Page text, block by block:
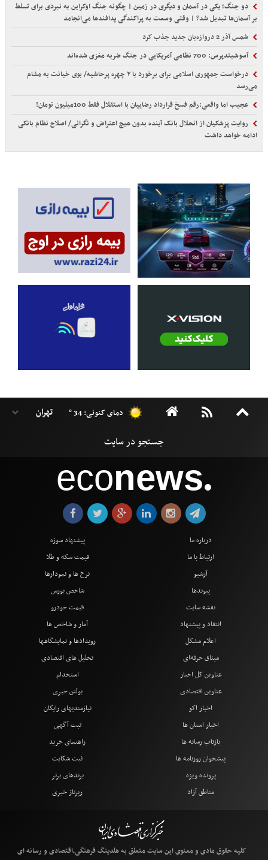
دو جنگ؛ یکی در آسمان و دیگری در زمین | چگونه جنگ اوکراین به نبردی برای تسلط
بر آسمان‌ها تبدیل شد؟ | وقتی وسعت به پراکندگی پدافندها می‌انجامد
شمس آذر 2 دروازه‌بان جدید جذب کرد
آسوشیتدپرس: 700 نظامی آمریکایی در جنگ ضربه مغزی شده‌اند
درخواست جمهوری اسلامی برای برخورد با ۲ چهره پرحاشیه/ بوی خیانت به مشام
می‌رسد
عجیب اما واقعی:رقم فسخ قرارداد رضاییان با استقلال فقط 100میلیون تومان!
روایت پزشکیان از انحلال بانک آینده بدون هیچ اعتراض و نگرانی/ اصلاح نظام بانکی
ادامه خواهد داشت
دمای کنونی: 34 °
econews●
درباره ما
ارتباط با ما
آرشیو
پیوندها
نقشه سایت
انتقاد و پیشنهاد
اعلام مشکل
میثاق حرفه‌ای
پیشنهاد سوژه
قیمت سکه و طلا
نرخ ها و نمودارها
شاخص بورس
قیمت خودرو
آمار و شاخص ها
رویدادها و نمایشگاهها
تحلیل های اقتصادی
عناوین کل اخبار
عناوین اقتصادی
اخبار اکو
اخبار استان ها
بازتاب رسانه ها
پیشخوان روزنامه ها
پرونده ویژه
مناطق آزاد
استخدام
بولتن خبری
نیازمندیهای رایگان
ثبت آگهی
راهنمای خرید
ثبت شکایت
برندهای برتر
رپرتاژ خبری
کلیه حقوق مادی و معنوی این سایت متعلق به هلدینگ فرهنگی،اقتصادی و رسانه ای